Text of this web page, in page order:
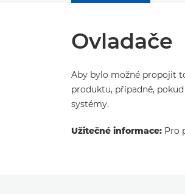
Ovladače
Aby bylo možné propojit
produktu, případně,
systémy.
Užitečné informace: Pro